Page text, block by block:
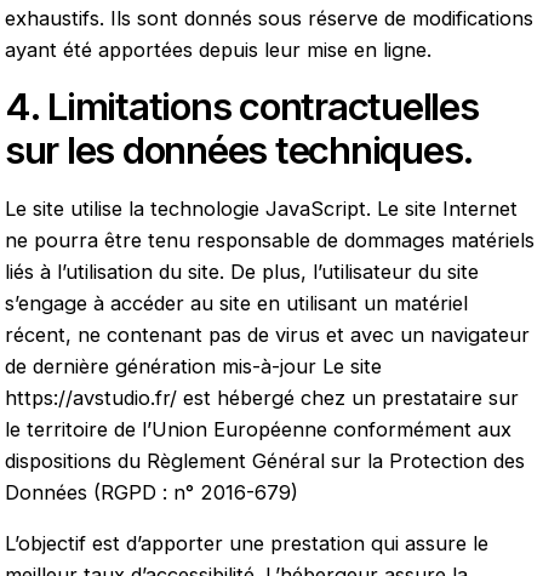
exhaustifs. Ils sont donnés sous réserve de modifications
ayant été apportées depuis leur mise en ligne.
4. Limitations contractuelles
sur les données techniques.
Le site utilise la technologie JavaScript. Le site Internet
ne pourra être tenu responsable de dommages matériels
liés à l’utilisation du site. De plus, l’utilisateur du site
s’engage à accéder au site en utilisant un matériel
récent, ne contenant pas de virus et avec un navigateur
de dernière génération mis-à-jour Le site
https://avstudio.fr/ est hébergé chez un prestataire sur
le territoire de l’Union Européenne conformément aux
dispositions du Règlement Général sur la Protection des
Données (RGPD : n° 2016-679)
L’objectif est d’apporter une prestation qui assure le